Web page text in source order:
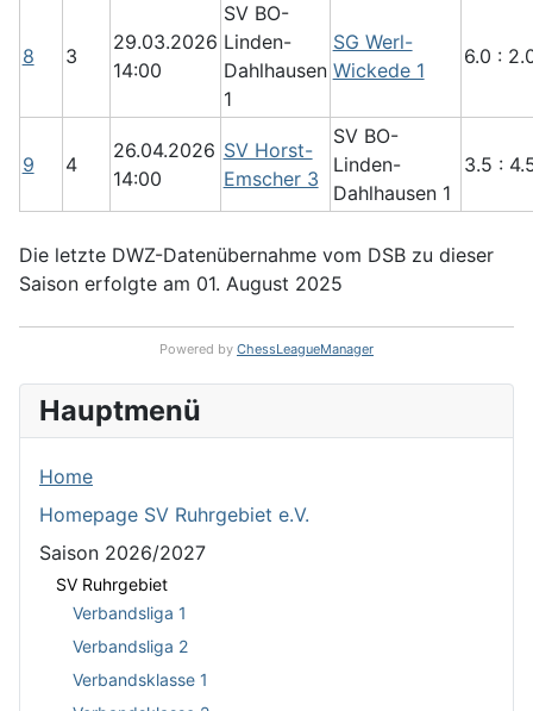
8 3
29.03.2026
14:00
SV BO-
Linden-
Dahlhausen
1
SG Werl-
Wickede 1
6.0 :
9 4
26.04.2026
14:00
SV Horst-
Emscher 3
SV BO-
Linden-
Dahlhausen 1
3.5 :
Die letzte DWZ-Datenübernahme vom DSB zu dieser
Saison erfolgte am 01. August 2025
Powered by ChessLeagueManager
Hauptmenü
Home
Homepage SV Ruhrgebiet e.V.
Saison 2026/2027
SV Ruhrgebiet
Verbandsliga 1
Verbandsliga 2
Verbandsklasse 1